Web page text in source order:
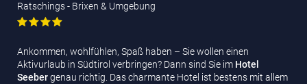
Ratschings - Brixen & Umgebung
Ankommen, wohlfühlen, Spaß haben – Sie wollen einen
Aktivurlaub in Südtirol verbringen? Dann sind Sie im Hotel
Seebergenau richtig. Das charmante Hotel ist bestens mit allem